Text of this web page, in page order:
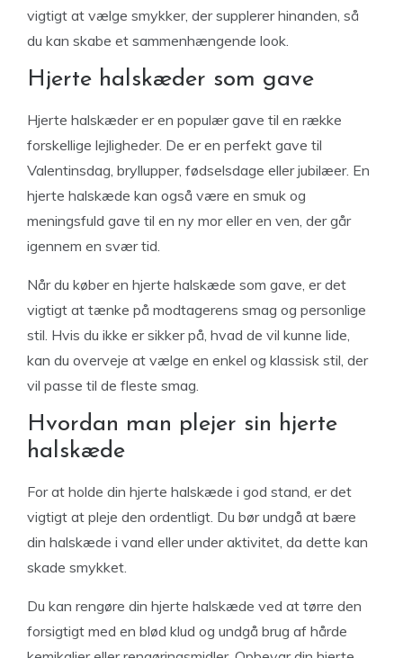
vigtigt at vælge smykker, der supplerer hinanden, så
du kan skabe et sammenhængende look.
Hjerte halskæder som gave
Hjerte halskæder er en populær gave til en række
forskellige lejligheder. De er en perfekt gave til
Valentinsdag, bryllupper, fødselsdage eller jubilæer. En
hjerte halskæde kan også være en smuk og
meningsfuld gave til en ny mor eller en ven, der går
igennem en svær tid.
Når du køber en hjerte halskæde som gave, er det
vigtigt at tænke på modtagerens smag og personlige
stil. Hvis du ikke er sikker på, hvad de vil kunne lide,
kan du overveje at vælge en enkel og klassisk stil, der
vil passe til de fleste smag.
Hvordan man plejer sin hjerte
halskæde
For at holde din hjerte halskæde i god stand, er det
vigtigt at pleje den ordentligt. Du bør undgå at bære
din halskæde i vand eller under aktivitet, da dette kan
skade smykket.
Du kan rengøre din hjerte halskæde ved at tørre den
forsigtigt med en blød klud og undgå brug af hårde